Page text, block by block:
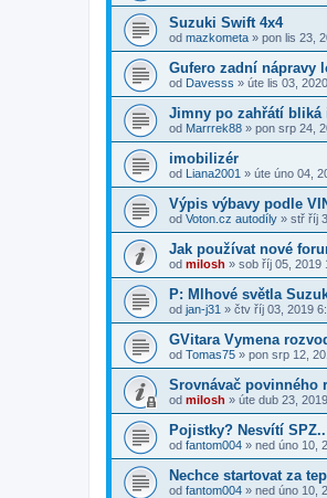
Suzuki Swift 4x4
od mazkometa » pon lis 23,
Gufero zadní nápravy
od Davesss » úte lis 03,
Jimny po zahřátí bliká
od Marrrek88 » pon srp 24,
imobilizér
od Liana2001 » úte úno 04,
Výpis výbavy podle
od Voton.cz autodíly » stř říj
Jak používat nové
od milosh » sob říj 05, 2019
P: Mlhové světla
od jan-j31 » čtv říj 03, 2019
GVitara Vymena
od Tomas75 » pon srp 12,
Srovnávač povinného
od milosh » úte dub 23,
Pojistky? Nesvítí SPZ..
od fantom004 » ned úno 10,
Nechce startovat za
od fantom004 » ned úno 10,